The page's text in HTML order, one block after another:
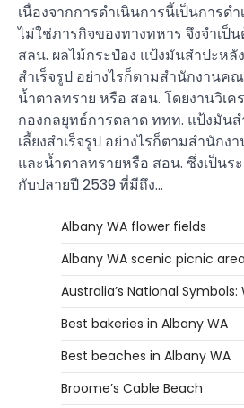
เนื่องจากการดำเนินการนี้เป็นการด
ไม่ใช่ภารกิจของทางทหาร จึงจำเป็
สลน. ผลไม้กระป๋อง แป้งมันสำปะหลั
สำเร็จรูป อย่างไรก็ตามสำนักงานค
น้ำตาลทราย หรือ สอน. โดยงานวิเค
กองกลยุทธ์การตลาด ททท. แป้งมัน
เลี้ยงสำเร็จรูป อย่างไรก็ตามสำนัก
และน้ำตาลทรายหรือ สอน. ซึ่งเป็นร
กับปลายปี 2539 ที่มีถึง…
Albany WA flower fields
Albany WA scenic picnic
Australia’s National
Best bakeries in Albany WA
Best beaches in Albany WA
Broome’s Cable Beach